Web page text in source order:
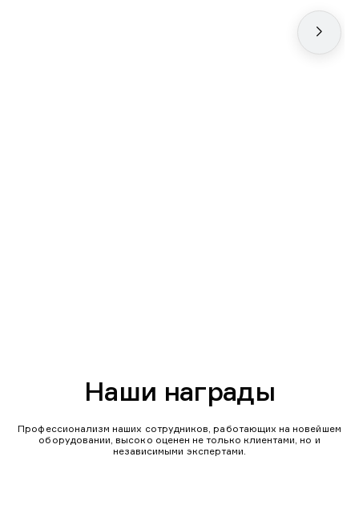
Наши награды
Профессионализм наших сотрудников, работающих на новейшем
оборудовании, высоко оценен не только клиентами, но и
независимыми экспертами.